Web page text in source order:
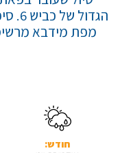
מפת מידבא
חודש: